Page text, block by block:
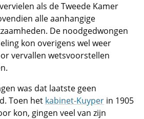
als de Tweede Kamer
alle aanhangige
De noodgedwongen
kon overigens wel weer
vervallen wetsvoorstellen
was dat laatste geen
Toen het kabinet-Kuyper in 1905
kon, gingen veel van zijn